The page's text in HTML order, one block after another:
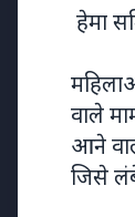
7 Jun
हेमा
वाले
आने
जिसे